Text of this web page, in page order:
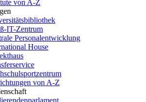
von A-Z
IT-Zentrum
Personalentwicklung
House
von A-Z